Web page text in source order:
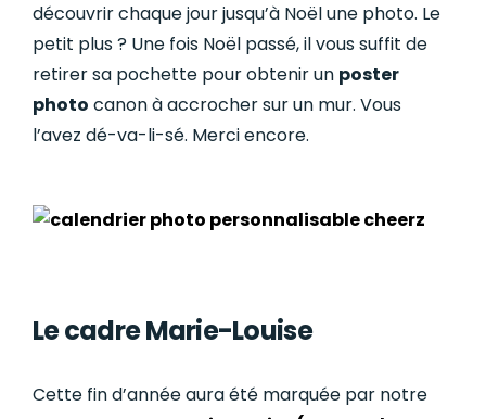
découvrir chaque jour jusqu’à Noël une photo. Le
petit plus ? Une fois Noël passé, il vous suffit de
retirer sa pochette pour obtenir un poster
photo canon à accrocher sur un mur. Vous
l’avez dé-va-li-sé. Merci encore.
Le cadre Marie-Louise
Cette fin d’année aura été marquée par notre